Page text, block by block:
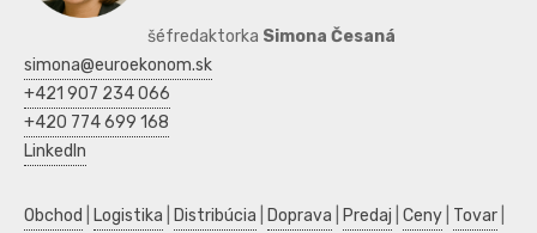
šéfredaktorka Simona Česaná
simona@euroekonom.sk
+421 907 234 066
+420 774 699 168
LinkedIn
Obchod Logistika Distribúcia Doprava Predaj Ceny Tovar